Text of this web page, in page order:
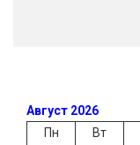
Август 2026
Пн
Вт